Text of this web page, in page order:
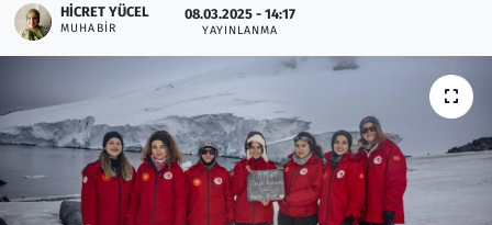
HICRET YÜCEL
MUHABIR
08.03.2025 - 14:17
YAYINLANMA
Ramazan
Resmi İlanlar
Rüya Tabirleri